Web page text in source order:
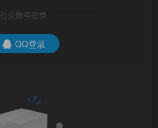
社交账号登录
QQ登录